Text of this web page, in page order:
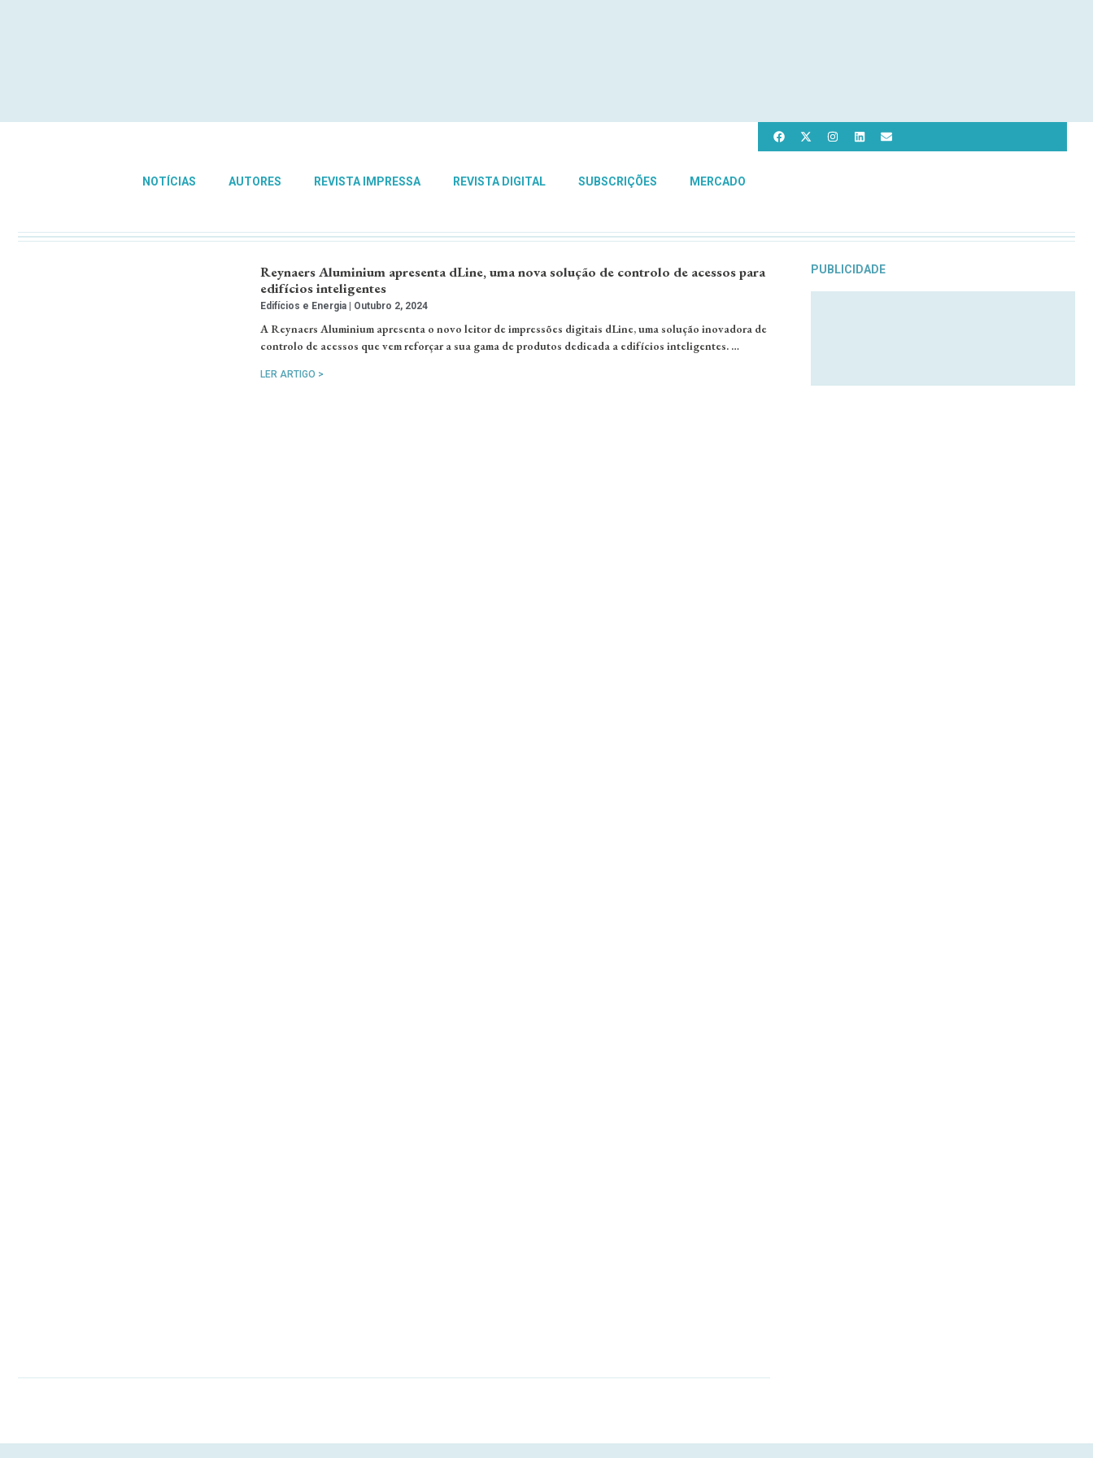
NOTÍCIAS AUTORES REVISTA IMPRESSA REVISTA DIGITAL SUBSCRIÇÕES MERCADO
Reynaers Aluminium apresenta dLine, uma nova solução de controlo de acessos para
edifícios inteligentes
Edifícios e Energia Outubro 2, 2024
A Reynaers Aluminium apresenta o novo leitor de impressões digitais dLine, uma solução inovadora de
controlo de acessos que vem reforçar a sua gama de produtos dedicada a edifícios inteligentes. …
LER ARTIGO >
PUBLICIDADE